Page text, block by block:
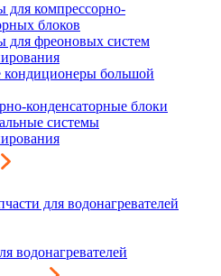
для компрессорно-
блоков
для фреоновых систем
кондиционеры большой
конденсаторные блоки
системы
для водонагревателей
водонагревателей